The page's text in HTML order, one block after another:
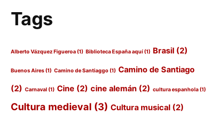
Tags
Alberto Vázquez Figueroa (1) Biblioteca España aquí (1) Brasil (2)
Buenos Aires (1) Camino de Santiaggo (1) Camino de Santiago
(2) Carnaval (1) Cine (2) cine alemán (2) cultura espanhola (1)
Cultura medieval (3) Cultura musical (2)